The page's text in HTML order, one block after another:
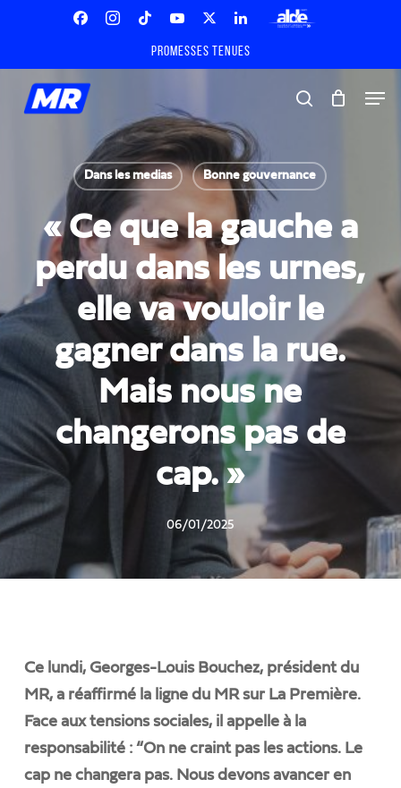
content
Twitter
Linkedin ALDE
Promesses tenues
search
Dans les medias Bonne gouvernance
« Ce que la gauche a
perdu dans les urnes,
elle va vouloir le
gagner dans la rue.
Mais nous ne
changerons pas de
cap. »
06/01/2025
Ce lundi, Georges-Louis Bouchez, président du
MR, a réaffirmé la ligne du MR sur La Première.
Face aux tensions sociales, il appelle à la
responsabilité : “On ne craint pas les actions. Le
cap ne changera pas. Nous devons avancer en